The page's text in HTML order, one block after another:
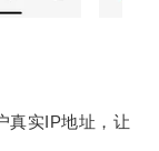
实IP地址，让